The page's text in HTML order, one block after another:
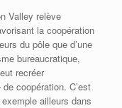
Valley relève
la coopération
du pôle que d’une
bureaucratique,
recréer
coopération. C’est
ailleurs dans